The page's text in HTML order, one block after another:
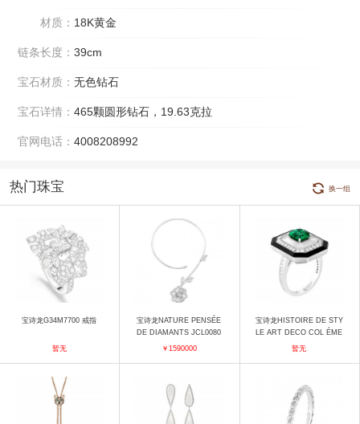
材质： 18K黄金
链条长度： 39cm
宝石材质： 无色钻石
宝石详情： 465颗圆形钻石，19.63克拉
官网电话： 4008208992
热门珠宝 换一组
宝诗龙G34M7700 戒指
暂无
宝诗龙NATURE PENSÉE
DE DIAMANTS JCL0080
2M 项链
￥1590000
宝诗龙HISTOIRE DE STY
LE ART DECO COL ÉME
RAUDES戒指 戒指
暂无